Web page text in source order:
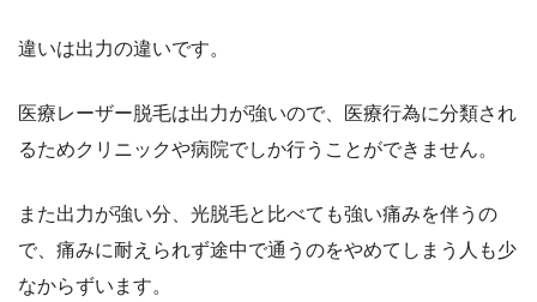
違いは出力の違いです。
医療レーザー脱毛は出力が強いので、医療行為に分類され
るためクリニックや病院でしか行うことができません。
また出力が強い分、光脱毛と比べても強い痛みを伴うの
で、痛みに耐えられず途中で通うのをやめてしまう人も少
なからずいます。